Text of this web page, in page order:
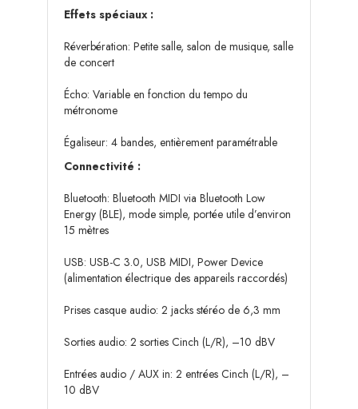
Effets spéciaux :
Réverbération: Petite salle, salon de musique, salle
de concert
Écho: Variable en fonction du tempo du
métronome
Égaliseur: 4 bandes, entièrement paramétrable
Connectivité :
Bluetooth: Bluetooth MIDI via Bluetooth Low
Energy (BLE), mode simple, portée utile d’environ
15 mètres
USB: USB-C 3.0, USB MIDI, Power Device
(alimentation électrique des appareils raccordés)
Prises casque audio: 2 jacks stéréo de 6,3 mm
Sorties audio: 2 sorties Cinch (L/R), –10 dBV
Entrées audio / AUX in: 2 entrées Cinch (L/R), –
10 dBV